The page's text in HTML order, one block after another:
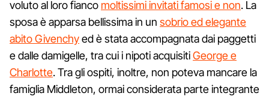
voluto al loro fianco moltissimi invitati famosi e non. La
sposa è apparsa bellissima in un sobrio ed elegante
abito Givenchyed è stata accompagnata dai paggetti
e dalle damigelle, tra cui i nipoti acquisitiGeorge e
Charlotte. Tra gli ospiti, inoltre, non poteva mancare la
famiglia Middleton, ormai considerata parte integrante